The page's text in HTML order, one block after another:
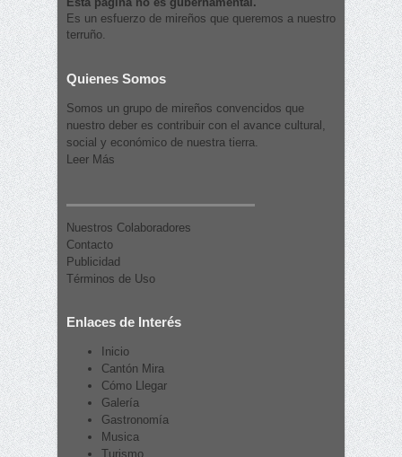
Es un esfuerzo de mireños que queremos a nuestro
terruño.
Quienes Somos
Somos un grupo de mireños convencidos que
nuestro deber es contribuir con el avance cultural,
social y económico de nuestra tierra.
Leer Más
Nuestros Colaboradores
Contacto
Publicidad
Términos de Uso
Enlaces de Interés
Inicio
Cantón Mira
Cómo Llegar
Galería
Gastronomía
Musica
Turismo